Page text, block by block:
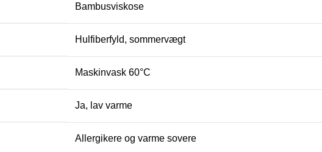
Bambusviskose
Hulfiberfyld, sommervægt
Maskinvask 60°C
Ja, lav varme
Allergikere og varme sovere